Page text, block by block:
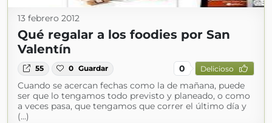
13 febrero 2012
Qué regalar a los foodies por San
Valentín
55 0 Guardar 0 Delicioso
Cuando se acercan fechas como la de mañana, puede
ser que lo tengamos todo previsto y planeado, o como
a veces pasa, que tengamos que correr el último día y
(...)